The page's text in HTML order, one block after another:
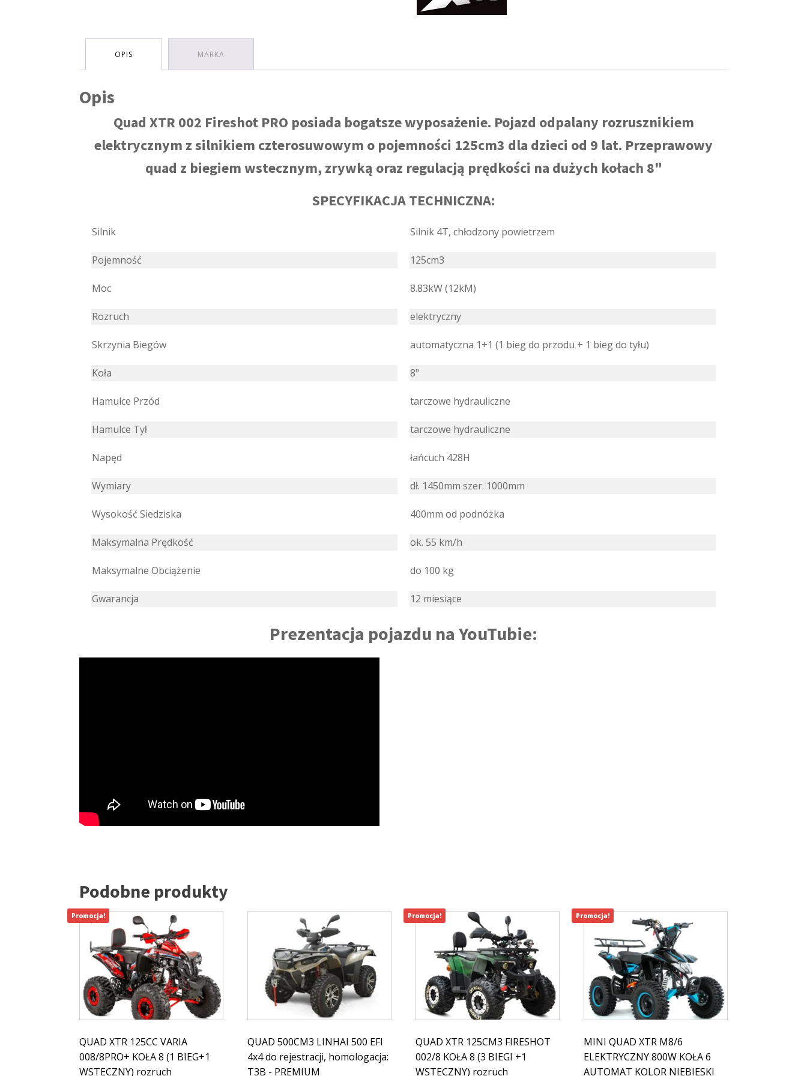
(1
elektryczny
OPIS MARKA
Opis
Quad XTR 002 Fireshot PRO posiada bogatsze wyposażenie. Pojazd odpalany rozrusznikiem
elektrycznym z silnikiem czterosuwowym o pojemności 125cm3 dla dzieci od 9 lat. Przeprawowy
quad z biegiem wstecznym, zrywką oraz regulacją prędkości na dużych kołach 8"
SPECYFIKACJA TECHNICZNA:
Silnik Silnik 4T, chłodzony powietrzem
Pojemność 125cm3
Moc 8.83kW (12kM)
Rozruch elektryczny
Skrzynia Biegów automatyczna 1+1 (1 bieg do przodu + 1 bieg do tyłu)
Koła 8"
Hamulce Przód tarczowe hydrauliczne
Hamulce Tył tarczowe hydrauliczne
Napęd łańcuch 428H
Wymiary dł. 1450mm szer. 1000mm
Wysokość Siedziska 400mm od podnóżka
Maksymalna Prędkość ok. 55 km/h
Maksymalne Obciążenie do 100 kg
Gwarancja 12 miesiące
Prezentacja pojazdu na YouTubie:
Podobne produkty
QUAD XTR 125CC VARIA
008/8PRO+ KOŁA 8 (1 BIEG+1
WSTECZNY) rozruch
Promocja!
QUAD 500CM3 LINHAI 500 EFI
4x4 do rejestracji, homologacja:
T3B - PREMIUM
QUAD XTR 125CM3 FIRESHOT
002/8 KOŁA 8 (3 BIEGI +1
WSTECZNY) rozruch
Promocja!
MINI QUAD XTR M8/6
ELEKTRYCZNY 800W KOŁA 6
AUTOMAT KOLOR NIEBIESKI
Promocja!